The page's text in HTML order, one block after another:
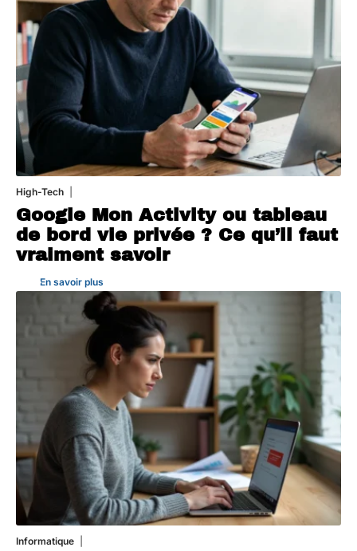
High-Tech
Google Mon Activity ou tableau
de bord vie privée ? Ce qu’il faut
vraiment savoir
En savoir plus
Informatique